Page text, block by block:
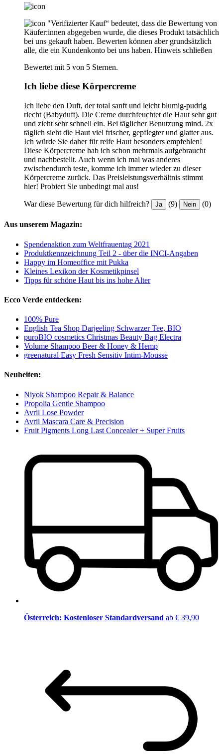
"Verifizierter Kauf“ bedeutet, dass die Bewertung von
Käufer:innen abgegeben wurde, die dieses Produkt tatsächlich
bei uns gekauft haben. Bewerten können aber grundsätzlich
alle, die ein Kundenkonto bei uns haben. Hinweis schließen
Bewertet mit 5 von 5 Sternen.
Ich liebe diese Körpercreme
Ich liebe den Duft, der total sanft und leicht blumig-pudrig
riecht (Babyduft). Die Creme durchfeuchtet die Haut sehr gut
und zieht sehr schnell ein. Bei täglicher Benutzung mind. 2x
täglich sieht die Haut viel frischer, gepflegter und glatter aus.
Ich würde Sie daher für reife Haut besonders empfehlen!
Diese Körpercreme hab ich schon mehrmals aufgebraucht
und nachbestellt. Auch wenn ich mal was anderes
zwischendurch teste, komme ich immer wieder zu dieser
Körpercreme zurück. Das Preisleistungsverhältnis stimmt
hier! Probiert Sie unbedingt mal aus!
War diese Bewertung für dich hilfreich? Ja (9) Nein (0)
Aus unserem Magazin:
Spendenaktion zum Weltfrauentag 2021
Produktkennzeichnung Teil 2 - über die INCI-Angaben
Happy im Homeoffice mit Pukka
Kleines Lexikon der Kosmetikpinsel
Tipps für schöne Haut bis ins hohe Alter
Ecco Verde entdecken:
100% Pure
English Tea Shop Darjeeling Schwarzer Tee, BIO
puroBIO cosmetics Christmas Beauty Bag Electra
Volume Shampoo Beer & Honey & Hemp
greenatural Easy Fresh Sensitiv Intim-Mousse
Neuheiten:
Niyok Shampoo Repair & Balance
Propolia Gentle Shampoo
Avril Lose Powder
Avril Mascara Care & Precision
Fruit Pigments Long Last Concealer + Super Fruits
Österreich: Kostenloser Standardversand ab € 39,90